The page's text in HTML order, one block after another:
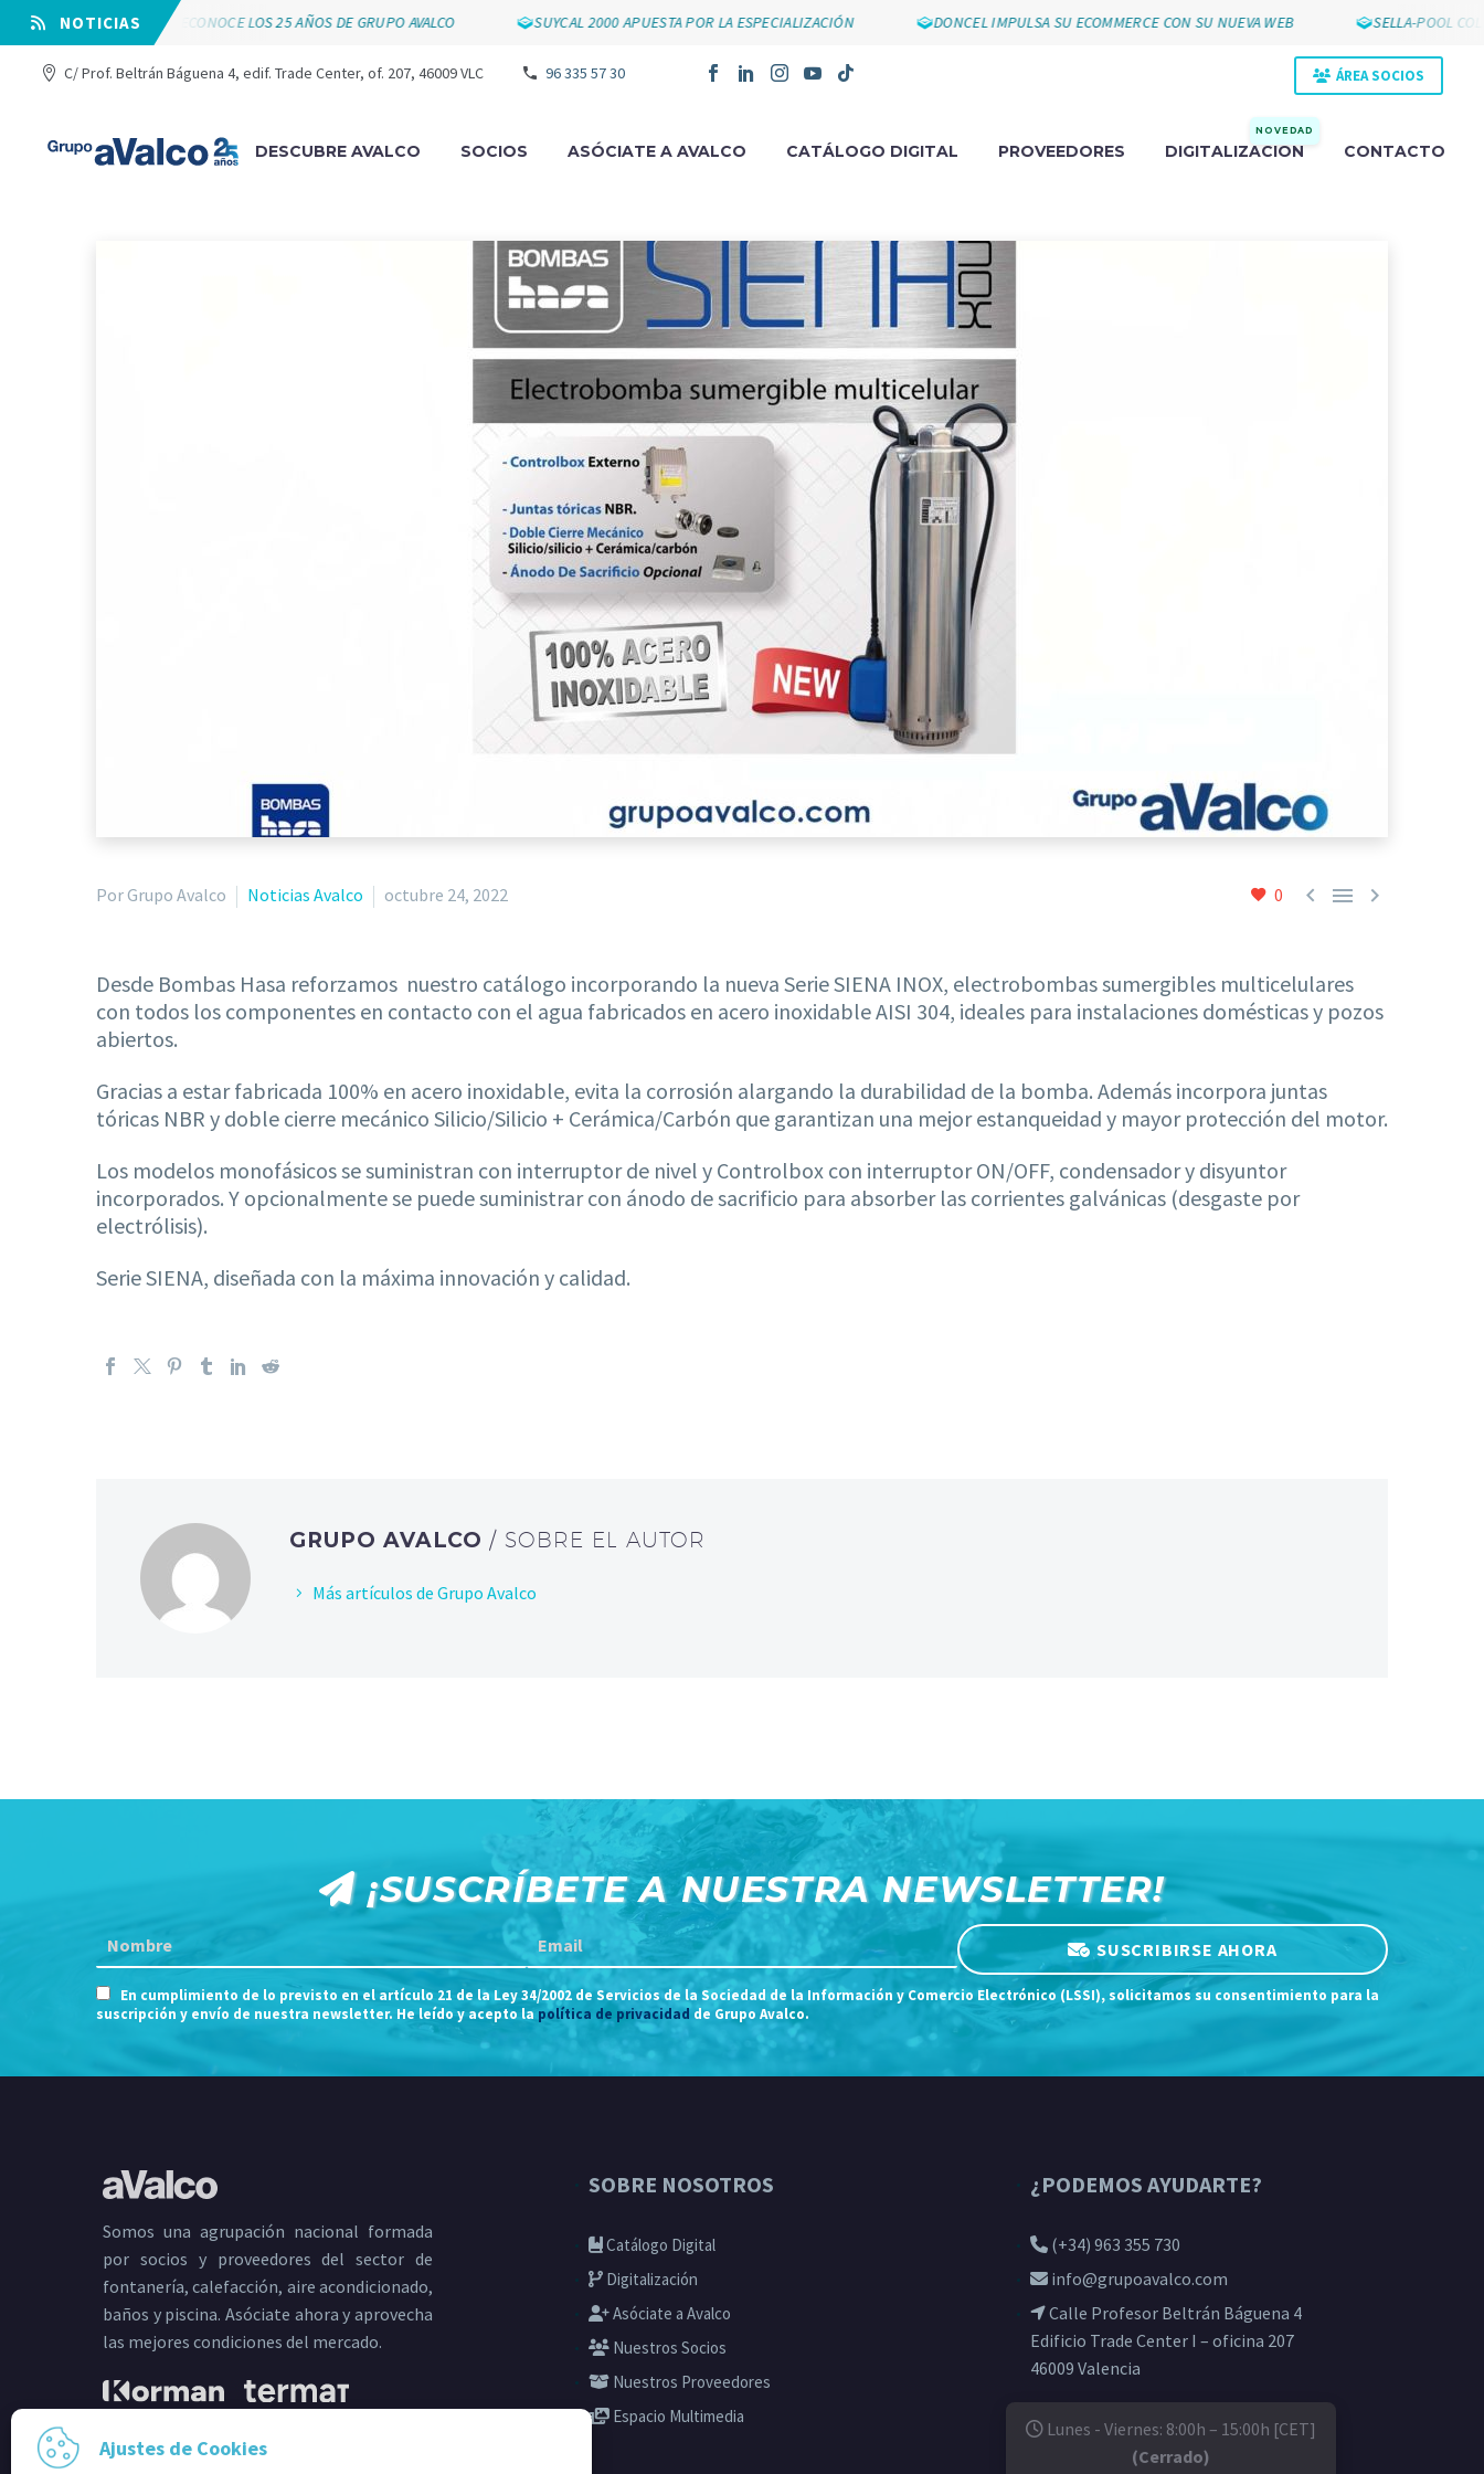
Ajustes de Cookies
⠀NOTICIAS
VÁLVULAS ARCO RECONOCE LOS 25 AÑOS DE GRUPO AVALCO SUYCAL 2000 APUESTA POR LA ESPECIALIZACIÓN DONCEL IMPULSA SU ECOMMERCE CON SU NUEVA WEB SELLA-POOL
C/ Prof. Beltrán Báguena 4, edif. Trade Center, of. 207, 46009 VLC 96 335 57 30 ÁREA SOCIOS
DESCUBRE AVALCO SOCIOS ASÓCIATE A AVALCO CATÁLOGO DIGITAL PROVEEDORES DIGITALIZACIÓN
NOVEDAD
CONTACTO
0   
Por Grupo Avalco Noticias Avalco octubre 24, 2022
Desde Bombas Hasa reforzamos nuestro catálogo incorporando la nueva Serie SIENA INOX, electrobombas sumergibles multicelulares
con todos los componentes en contacto con el agua fabricados en acero inoxidable AISI 304, ideales para instalaciones domésticas y pozos
abiertos.
Gracias a estar fabricada 100% en acero inoxidable, evita la corrosión alargando la durabilidad de la bomba. Además incorpora juntas
tóricas NBR y doble cierre mecánico Silicio/Silicio + Cerámica/Carbón que garantizan una mejor estanqueidad y mayor protección del motor.
Los modelos monofásicos se suministran con interruptor de nivel y Controlbox con interruptor ON/OFF, condensador y disyuntor
incorporados. Y opcionalmente se puede suministrar con ánodo de sacrificio para absorber las corrientes galvánicas (desgaste por
electrólisis).
Serie SIENA, diseñada con la máxima innovación y calidad.
GRUPO AVALCO/ SOBRE EL AUTOR
Más artículos de Grupo Avalco
¡SUSCRÍBETE A NUESTRA NEWSLETTER!
SUSCRIBIRSE AHORA
En cumplimiento de lo previsto en el artículo 21 de la Ley 34/2002 de Servicios de la Sociedad de la Información y Comercio Electrónico (LSSI), solicitamos su consentimiento para la
suscripción y envío de nuestra newsletter. He leído y acepto la política de privacidadde Grupo Avalco.
Somos una agrupación nacional formada
por socios y proveedores del sector de
fontanería, calefacción, aire acondicionado,
baños y piscina. Asóciate ahora y aprovecha
las mejores condiciones del mercado.
SOBRE NOSOTROS
Catálogo Digital
Digitalización
Asóciate a Avalco
Nuestros Socios
Nuestros Proveedores
Espacio Multimedia
¿PODEMOS AYUDARTE?
(+34) 963 355 730
info@grupoavalco.com
Calle Profesor Beltrán Báguena 4
Edificio Trade Center I – oficina 207
46009 Valencia
Lunes - Viernes: 8:00h – 15:00h [CET]
(Cerrado)